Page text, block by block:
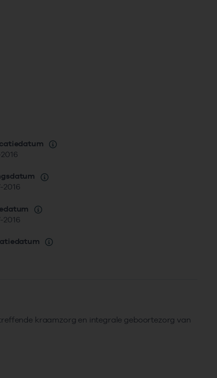
2016
2016
kraamzorg en integrale geboortezorg van